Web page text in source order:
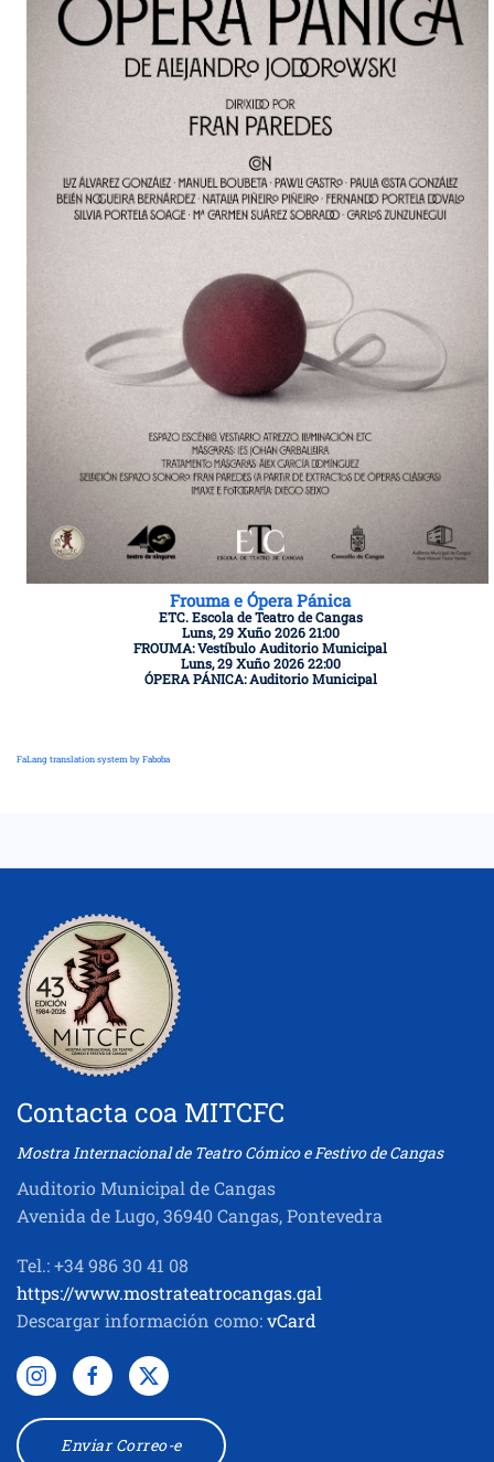
Frouma e Ópera Pánica
ETC. Escola de Teatro de Cangas
Luns, 29 Xuño 2026 21:00
FROUMA: Vestíbulo Auditorio Municipal
Luns, 29 Xuño 2026 22:00
ÓPERA PÁNICA: Auditorio Municipal
FaLang translation system by Faboba
Contacta coa MITCFC
Mostra Internacional de Teatro Cómico e Festivo de Cangas
Auditorio Municipal de Cangas
Avenida de Lugo, 36940 Cangas, Pontevedra
Tel.: +34 986 30 41 08
https://www.mostrateatrocangas.gal
Descargar información como:vCard
Enviar Correo-e